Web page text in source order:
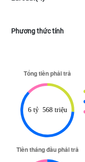
Phương thức tính